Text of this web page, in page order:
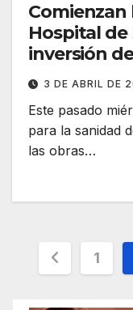
Comienzan
Hospital
inversión
3 DE ABRIL DE
Este pasado
para la sanidad
las obras…
1